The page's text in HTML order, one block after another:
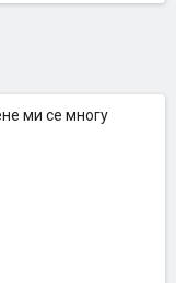
ми се многу